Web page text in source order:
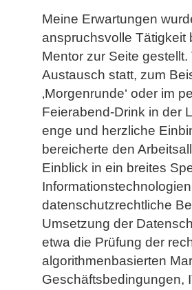
Meine Erwartungen
anspruchsvolle Tätigkeit
Mentor zur Seite
Austausch statt, zum
‚Morgenrunde‘ oder im
Feierabend-Drink in der
enge und herzliche
bereicherte den
Einblick in ein breites
datenschutzrechtliche
Umsetzung der
etwa die Prüfung der
algorithmenbasierten
Geschäftsbedingungen,